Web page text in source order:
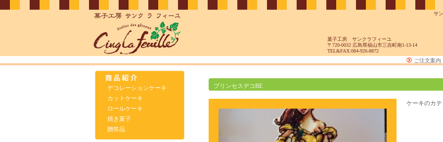
サ
菓子工房 サンクラフィーユ
〒720-0032 広島県福山市三吉町南1-13-14
TEL&FAX:084-926-8872
ご注文案内
デコレーションケーキ
カットケーキ
ロールケーキ
焼き菓子
贈答品
プリンセスデコBE
ケーキのカ